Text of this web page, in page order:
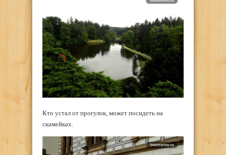
Кто устал от прогулок, может посидеть на
скамейках.